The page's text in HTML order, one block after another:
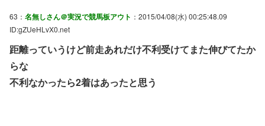
63： 名無しさん＠実況で競馬板アウト ：2015/04/08(水) 00:25:48.09
ID:gZUeHLvX0.net
距離っていうけど前走あれだけ不利受けてまた伸びてたか
らな
不利なかったら2着はあったと思う